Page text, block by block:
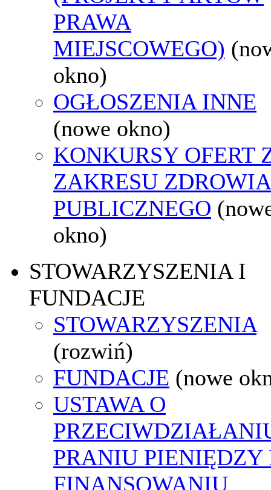
PRAWA
MIEJSCOWEGO)
okno)
OGŁOSZENIA INNE
(nowe okno)
KONKURSY OFERT
ZAKRESU ZDROWIA
PUBLICZNEGO
okno)
STOWARZYSZENIA I
FUNDACJE
STOWARZYSZENIA
(rozwiń)
FUNDACJE (nowe
USTAWA O
PRANIU PIENIĘDZY
FINANSOWANIU